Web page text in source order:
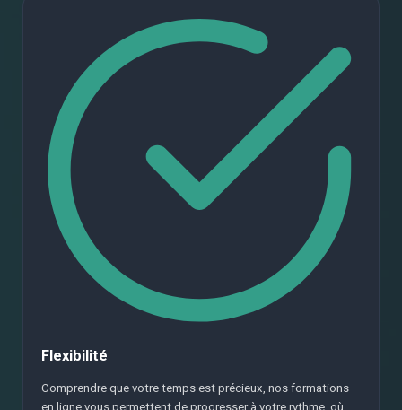
Flexibilité
Comprendre que votre temps est précieux, nos formations
en ligne vous permettent de progresser à votre rythme, où